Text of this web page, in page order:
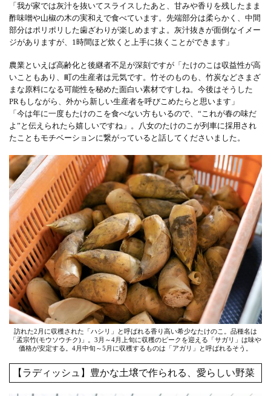
「我が家では灰汁を抜いてスライスしたあと、甘みや香りを残したまま
酢味噌や山椒の木の実和えで食べています。先端部分は柔らかく、中間
部分はポリポリした歯ざわりが楽しめますよ。灰汁抜きが面倒なイメー
ジがありますが、1時間ほど炊くと上手に抜くことができます」
農業といえば高齢化と後継者不足が深刻ですが「たけのこは収益性が高
いこともあり、町の生産者は元気です。竹そのものも、竹炭などさまざ
まな原料になる可能性を秘めた面白い素材ですしね。今後はそうした
PRもしながら、外から新しい生産者を呼びこめたらと思います」
「今は年に一度もたけのこを食べない方もいるので、“これが春の味だ
よ”と伝えられたら嬉しいですね」。八女のたけのこが列車に採用され
たこともモチベーションに繋がっていると話してくださいました。
訪れた2月に収穫された「ハシリ」と呼ばれる香り高い希少なたけのこ。品種名は
「孟宗竹(モウソウチク)」。3月～4月上旬に収穫のピークを迎える「サガリ」は味や
価格が安定する。4月中旬～5月に収穫するものは「アガリ」と呼ばれるそう。
【ラディッシュ】豊かな土壌で作られる、愛らしい野菜